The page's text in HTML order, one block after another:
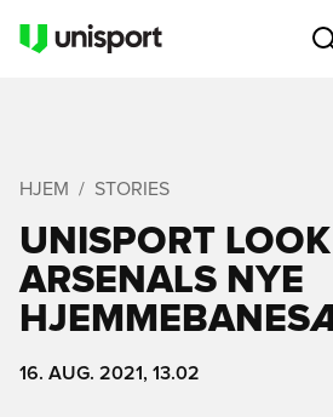
HJEM STORIES
UNISPORT
ARSENALS NYE
16. AUG. 2021, 13.02